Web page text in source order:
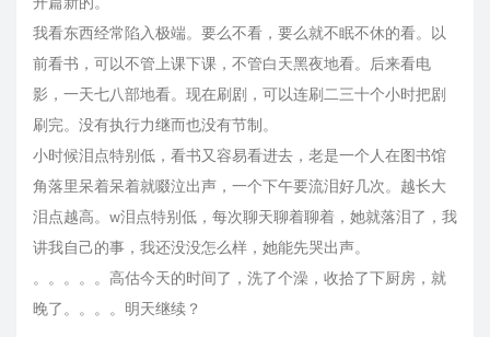
我看东西经常陷入极端。要么不看，要么就不眠不休的看。以
前看书，可以不管上课下课，不管白天黑夜地看。后来看电
影，一天七八部地看。现在刷剧，可以连刷二三十个小时把剧
刷完。没有执行力继而也没有节制。
小时候泪点特别低，看书又容易看进去，老是一个人在图书馆
角落里呆着呆着就啜泣出声，一个下午要流泪好几次。越长大
泪点越高。w泪点特别低，每次聊天聊着聊着，她就落泪了，我
讲我自己的事，我还没没怎么样，她能先哭出声。
。。。。。高估今天的时间了，洗了个澡，收拾了下厨房，就
晚了。。。。明天继续？